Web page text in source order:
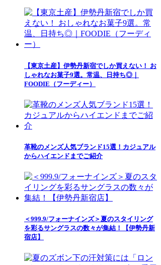
【東京土産】伊勢丹新宿でしか買えない！ お
しゃれなお菓子9選。常温、日持ち◎｜
FOODIE（フーディー）
革靴のメンズ人気ブランド15選！カジュアル
からハイエンドまでご紹介
＜999.9/フォーナインズ＞夏のスタイリング
を彩るサングラスの数々が集結！【伊勢丹新
宿店】